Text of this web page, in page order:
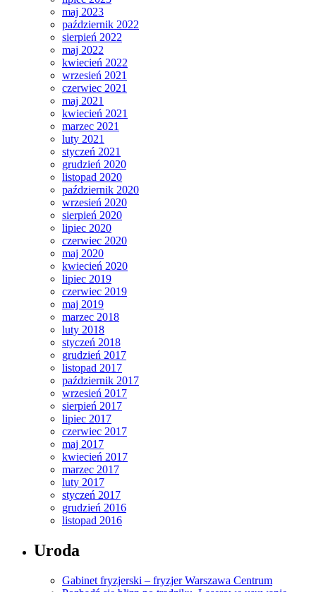
maj 2023
październik 2022
sierpień 2022
maj 2022
kwiecień 2022
wrzesień 2021
czerwiec 2021
maj 2021
kwiecień 2021
marzec 2021
luty 2021
styczeń 2021
grudzień 2020
listopad 2020
październik 2020
wrzesień 2020
sierpień 2020
lipiec 2020
czerwiec 2020
maj 2020
kwiecień 2020
lipiec 2019
czerwiec 2019
maj 2019
marzec 2018
luty 2018
styczeń 2018
grudzień 2017
listopad 2017
październik 2017
wrzesień 2017
sierpień 2017
lipiec 2017
czerwiec 2017
maj 2017
kwiecień 2017
marzec 2017
luty 2017
styczeń 2017
grudzień 2016
listopad 2016
Uroda
Gabinet fryzjerski – fryzjer Warszawa Centrum